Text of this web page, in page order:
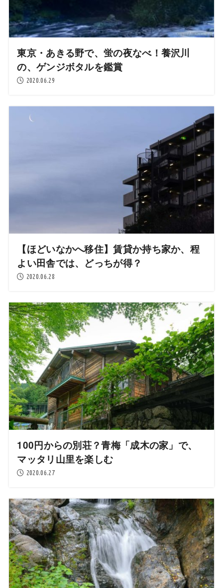
東京・あきる野で、蛍の夜なべ！養沢川
の、ゲンジボタルを鑑賞
2020.06.29
【ほどいなかへ移住】賃貸か持ち家か、程
よい田舎では、どっちが得？
2020.06.28
100円からの別荘？青梅「成木の家」で、
マッタリ山里を楽しむ
2020.06.27